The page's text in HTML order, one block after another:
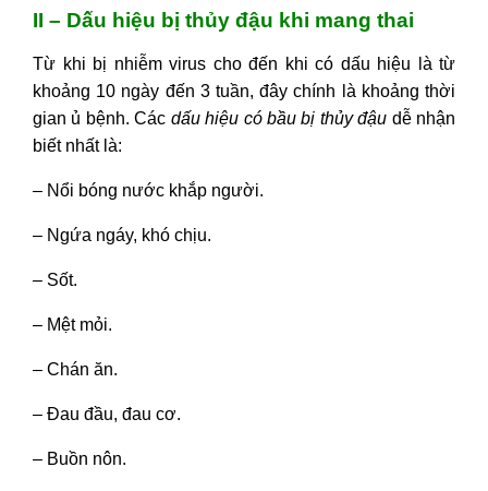
II – Dấu hiệu bị thủy đậu khi mang thai
Từ khi bị nhiễm virus cho đến khi có dấu hiệu là từ
khoảng 10 ngày đến 3 tuần, đây chính là khoảng thời
gian ủ bệnh. Các dấu hiệu có bầu bị thủy đậu dễ nhận
biết nhất là:
– Nổi bóng nước khắp người.
– Ngứa ngáy, khó chịu.
– Sốt.
– Mệt mỏi.
– Chán ăn.
– Đau đầu, đau cơ.
– Buồn nôn.